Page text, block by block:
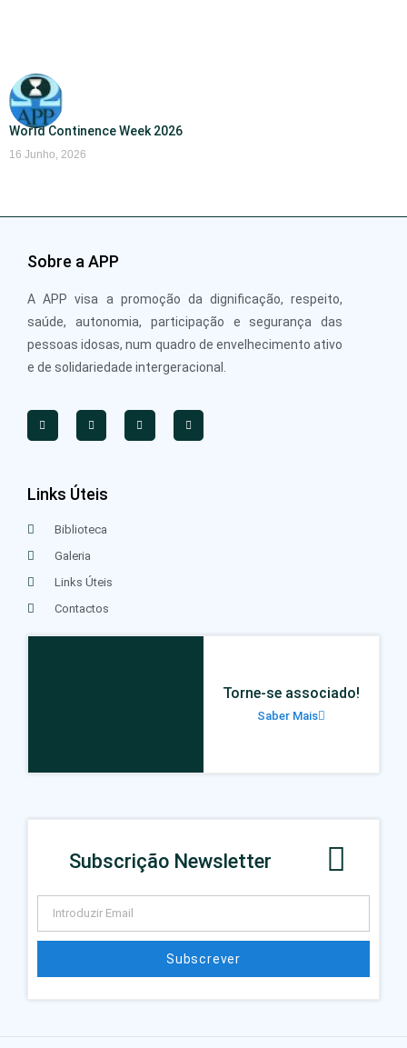
World Continence Week 2026
16 Junho, 2026
Sobre a APP
A APP visa a promoção da dignificação, respeito,
saúde, autonomia, participação e segurança das
pessoas idosas, num quadro de envelhecimento ativo
e de solidariedade intergeracional.
Links Úteis
Biblioteca
Galeria
Links Úteis
Contactos
Torne-se associado!
Saber Mais
Subscrição Newsletter
Subscrever